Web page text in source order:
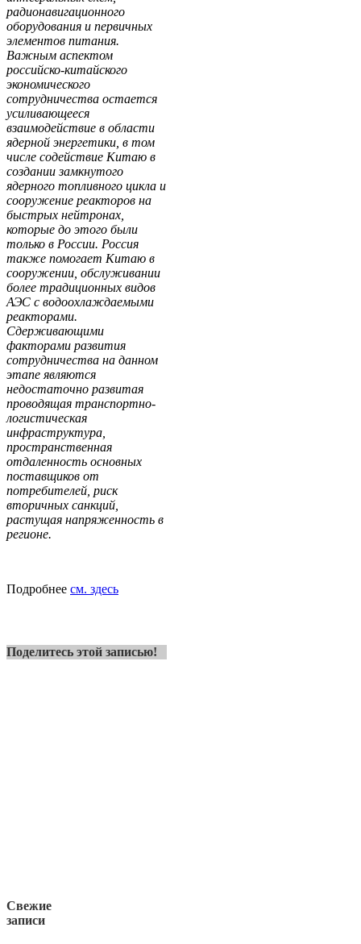
радионавигационного
оборудования и первичных
элементов питания.
Важным аспектом
российско-китайского
экономического
сотрудничества остается
усиливающееся
взаимодействие в области
ядерной энергетики, в том
числе содействие Китаю в
создании замкнутого
ядерного топливного цикла и
сооружение реакторов на
быстрых нейтронах,
которые до этого были
только в России. Россия
также помогает Китаю в
сооружении, обслуживании
более традиционных видов
АЭС с водоохлаждаемыми
реакторами.
Сдерживающими
факторами развития
сотрудничества на данном
этапе являются
недостаточно развитая
проводящая транспортно-
логистическая
инфраструктура,
пространственная
отдаленность основных
поставщиков от
потребителей, риск
вторичных санкций,
растущая напряженность в
регионе.
Подробнее см. здесь
Поделитесь этой записью!
Свежие
записи